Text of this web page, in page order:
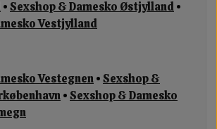
•Sexshop & Damesko Østjylland•
Vestjylland
Vestegnen•Sexshop &
•Sexshop & Damesko